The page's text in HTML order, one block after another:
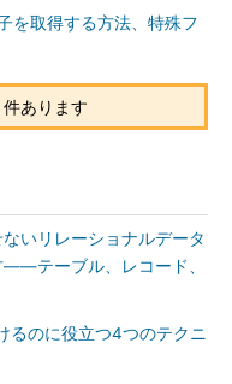
) + 1
ンスタンスを作成して
を取得する方法、特殊フ
あります
いリレーショナルデータ
テーブル、レコード、
るのに役立つ4つのテクニ